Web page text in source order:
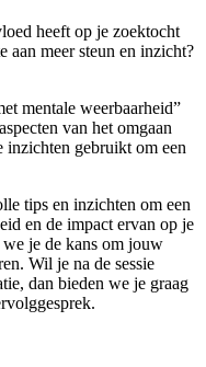
heeft op je zoektocht
aan meer steun en inzicht?
mentale weerbaarheid”
van het omgaan
inzichten gebruikt om een
tips en inzichten om een
en de impact ervan op je
je de kans om jouw
Wil je na de sessie
dan bieden we je graag